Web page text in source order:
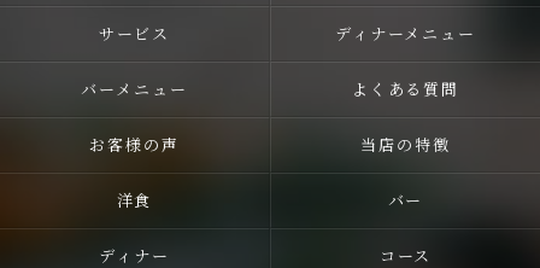
サービス ディナーメニュー
バーメニュー よくある質問
お客様の声 当店の特徴
洋食 バー
ディナー コース